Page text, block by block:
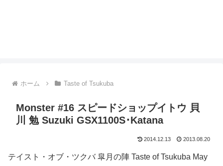
ホーム Taste of Tsukuba
Monster #16 スピードショップイトウ 貝
川 勉 Suzuki GSX1100S･Katana
2014.12.13 2013.08.20
テイスト・オブ・ツクバ 皐月の陣 Taste of Tsukuba May